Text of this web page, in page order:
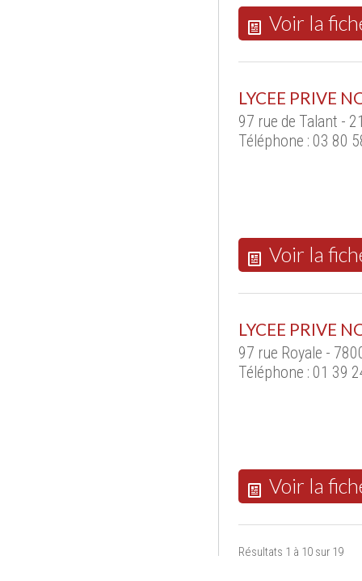
Voir la
LYCEE PRIVE
97 rue de Talant -
Téléphone : 03 80
Voir la
LYCEE PRIVE
97 rue Royale -
Téléphone : 01 39
Voir la
Résultats 1 à 10 sur 19